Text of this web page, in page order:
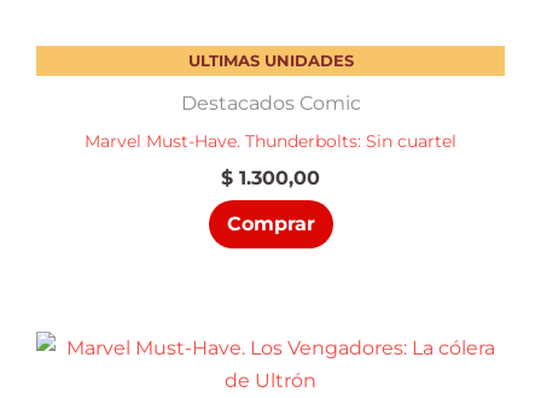
ULTIMAS UNIDADES
Destacados Comic
Marvel Must-Have. Thunderbolts: Sin cuartel
$ 1.300,00
Comprar